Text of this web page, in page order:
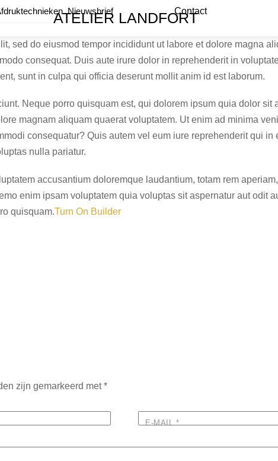
Menu
ATELIER LANDFORT
Nieuwsbrief Contact
sed do eiusmod tempor incididunt ut labore et dolore magna
consequat. Duis aute irure dolor in reprehenderit in
sunt in culpa qui officia deserunt mollit anim id est laborum.
Neque porro quisquam est, qui dolorem ipsum quia dolor sit
magnam aliquam quaerat voluptatem. Ut enim ad minima
consequatur? Quis autem vel eum iure reprehenderit qui
nulla pariatur.
accusantium doloremque laudantium, totam rem
enim ipsam voluptatem quia voluptas sit aspernatur aut odit
quisquam.Turn On Builder
zijn gemarkeerd met*
E-MAIL *